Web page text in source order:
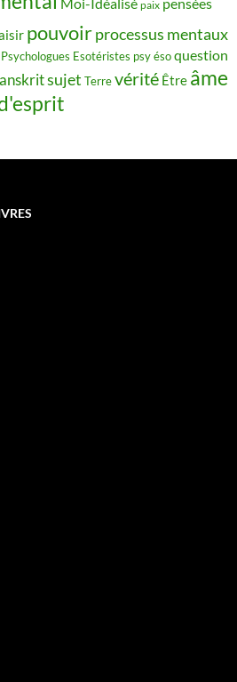
paix
pouvoirprocessus mentaux
Psychologues Esotéristes psy ésoquestion
sujet Terrevérité Être âme